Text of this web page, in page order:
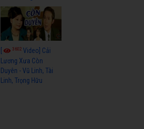
3602Video] Cải
Lương Xưa Còn
Duyên - Vũ Linh, Tài
Linh, Trọng Hữu